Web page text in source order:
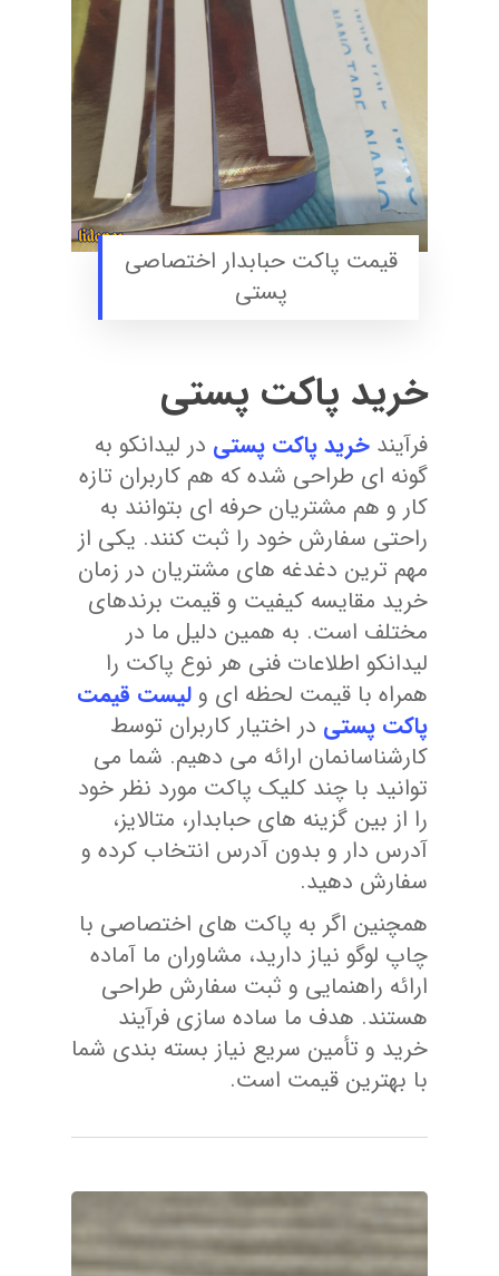
قیمت پاکت حبابدار اختصاصی
پستی
خرید پاکت پستی
فرآیند خرید پاکت پستی در لیدانکو به
گونه ای طراحی شده که هم کاربران تازه
کار و هم مشتریان حرفه ای بتوانند به
راحتی سفارش خود را ثبت کنند. یکی از
مهم ترین دغدغه های مشتریان در زمان
خرید مقایسه کیفیت و قیمت برندهای
مختلف است. به همین دلیل ما در
لیدانکو اطلاعات فنی هر نوع پاکت را
همراه با قیمت لحظه ای و لیست قیمت
پاکت پستی در اختیار کاربران توسط
کارشناسانمان ارائه می دهیم. شما می
توانید با چند کلیک پاکت مورد نظر خود
را از بین گزینه های حبابدار، متالایز،
آدرس دار و بدون آدرس انتخاب کرده و
سفارش دهید.
همچنین اگر به پاکت های اختصاصی با
چاپ لوگو نیاز دارید، مشاوران ما آماده
ارائه راهنمایی و ثبت سفارش طراحی
هستند. هدف ما ساده سازی فرآیند
خرید و تأمین سریع نیاز بسته بندی شما
با بهترین قیمت است.